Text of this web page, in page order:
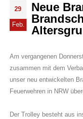
29
Feb.
Neue
Am vergangenen
zusammen mit dem
unser neu entwickelten
Feuerwehren in NRW
Der Trolley besteht aus